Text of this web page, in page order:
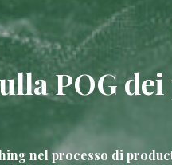
POG
nel processo di